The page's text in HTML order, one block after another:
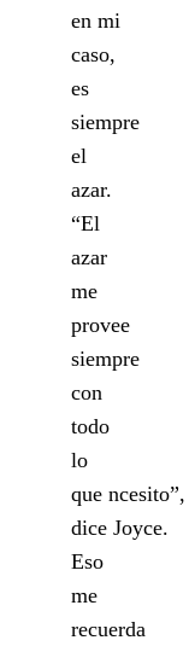
en mi
caso,
es
siempre
el
azar.
“El
azar
me
provee
siempre
con
todo
lo
que ncesito”,
dice Joyce.
Eso
me
recuerda